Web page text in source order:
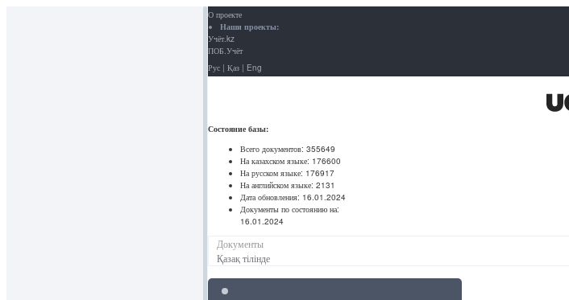
О проекте
Наши проекты:
Учёт.kz
ПОБ.Учёт
Рус | Қаз | Eng
Состояние базы:
Всего документов: 355649
На казахском языке: 176600
На русском языке: 176917
На английском языке: 2131
Дата обновления: 16.01.2024
Документы по состоянию на:
16.01.2024
Документы
Қазақ тілінде